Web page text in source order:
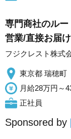
専門商社のル
営業/直接お届
フジクレスト株式
東京都 瑞穂町
月給28万円～
正社員
Sponsored by